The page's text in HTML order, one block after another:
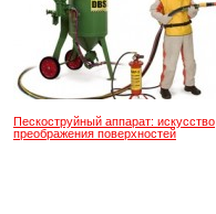
Пескоструйный аппарат: искусство
преображения поверхностей